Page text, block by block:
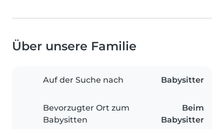
Über unsere Familie
Auf der Suche nach Babysitter
Bevorzugter Ort zum
Babysitten
Beim
Babysitter